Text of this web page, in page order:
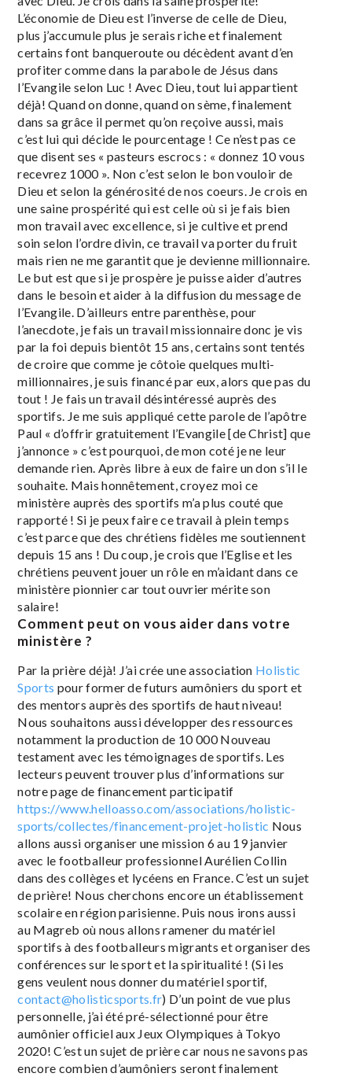
L’économie de Dieu est l’inverse de celle de Dieu,
plus j’accumule plus je serais riche et finalement
certains font banqueroute ou décèdent avant d’en
profiter comme dans la parabole de Jésus dans
l’Evangile selon Luc ! Avec Dieu, tout lui appartient
déjà! Quand on donne, quand on sème, finalement
dans sa grâce il permet qu’on reçoive aussi, mais
c’est lui qui décide le pourcentage ! Ce n’est pas ce
que disent ses « pasteurs escrocs : « donnez 10 vous
recevrez 1000 ». Non c’est selon le bon vouloir de
Dieu et selon la générosité de nos coeurs. Je crois en
une saine prospérité qui est celle où si je fais bien
mon travail avec excellence, si je cultive et prend
soin selon l’ordre divin, ce travail va porter du fruit
mais rien ne me garantit que je devienne millionnaire.
Le but est que si je prospère je puisse aider d’autres
dans le besoin et aider à la diffusion du message de
l’Evangile. D’ailleurs entre parenthèse, pour
l’anecdote, je fais un travail missionnaire donc je vis
par la foi depuis bientôt 15 ans, certains sont tentés
de croire que comme je côtoie quelques multi-
millionnaires, je suis financé par eux, alors que pas du
tout ! Je fais un travail désintéressé auprès des
sportifs. Je me suis appliqué cette parole de l’apôtre
Paul « d’offrir gratuitement l’Evangile [de Christ] que
j’annonce » c’est pourquoi, de mon coté je ne leur
demande rien. Après libre à eux de faire un don s’il le
souhaite. Mais honnêtement, croyez moi ce
ministère auprès des sportifs m’a plus couté que
rapporté ! Si je peux faire ce travail à plein temps
c’est parce que des chrétiens fidèles me soutiennent
depuis 15 ans ! Du coup, je crois que l’Eglise et les
chrétiens peuvent jouer un rôle en m’aidant dans ce
ministère pionnier car tout ouvrier mérite son
salaire!
Comment peut on vous aider dans votre
ministère ?
Par la prière déjà! J’ai crée une association Holistic
Sports pour former de futurs aumôniers du sport et
des mentors auprès des sportifs de haut niveau!
Nous souhaitons aussi développer des ressources
notamment la production de 10 000 Nouveau
testament avec les témoignages de sportifs. Les
lecteurs peuvent trouver plus d’informations sur
notre page de financement participatif
https://www.helloasso.com/associations/holistic-
sports/collectes/financement-projet-holistic Nous
allons aussi organiser une mission 6 au 19 janvier
avec le footballeur professionnel Aurélien Collin
dans des collèges et lycéens en France. C’est un sujet
de prière! Nous cherchons encore un établissement
scolaire en région parisienne. Puis nous irons aussi
au Magreb où nous allons ramener du matériel
sportifs à des footballeurs migrants et organiser des
conférences sur le sport et la spiritualité ! (Si les
gens veulent nous donner du matériel sportif,
contact@holisticsports.fr) D’un point de vue plus
personnelle, j’ai été pré-sélectionné pour être
aumônier officiel aux Jeux Olympiques à Tokyo
2020! C’est un sujet de prière car nous ne savons pas
encore combien d’aumôniers seront finalement